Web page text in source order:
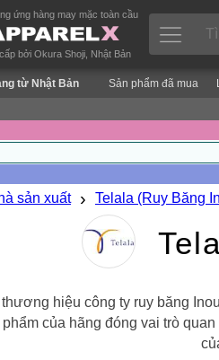
ứng hàng may mặc toàn cầu
bởi Okura Shoji, Nhật Bản
từ Nhật Bản Sản phẩm đã mua
sản xuất › Telala (Ruy Băng
hiệu công ty ruy băng
của hãng đóng vai trò